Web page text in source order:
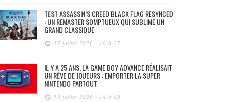
TEST ASSASSIN’S CREED BLACK FLAG RESYNCED
: UN REMASTER SOMPTUEUX QUI SUBLIME UN
GRAND CLASSIQUE
17 juillet 2026 - 10 h 37
IL Y A 25 ANS, LA GAME BOY ADVANCE RÉALISAIT
UN RÊVE DE JOUEURS : EMPORTER LA SUPER
NINTENDO PARTOUT
13 juillet 2026 - 14 h 48